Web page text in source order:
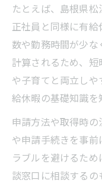
家庭イベ
子育てと両立
子育て世
学校行事
パート主
家族のた
知って得する
パート有
たとえば、島根県松
正社員と同様に有
数や勤務時間が少
計算されるため、
や子育てと両立し
給休暇の基礎知識を
申請方法や取得時
や申請手続きを事
ラブルを避けるた
談窓口に相談するの